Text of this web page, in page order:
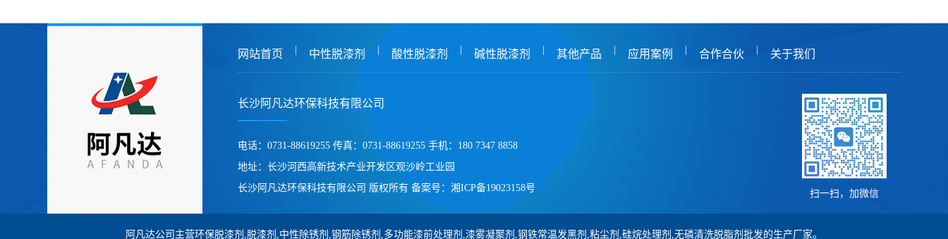
网站首页 中性脱漆剂 酸性脱漆剂 碱性脱漆剂 其他产品 应用案例 合作合伙 关于我们
长沙阿凡达环保科技有限公司
电话：0731-88619255 传真：0731-88619255 手机：180 7347 8858
地址：长沙河西高新技术产业开发区观沙岭工业园
长沙阿凡达环保科技有限公司 版权所有备案号： 湘ICP备19023158号
扫一扫，加微信
阿凡达公司主营环保脱漆剂,脱漆剂,中性除锈剂,钢筋除锈剂,多功能漆前处理剂,漆雾凝聚剂,钢铁常温发黑剂,粘尘剂,硅烷处理剂,无磷清洗脱脂剂批发的生产厂家。